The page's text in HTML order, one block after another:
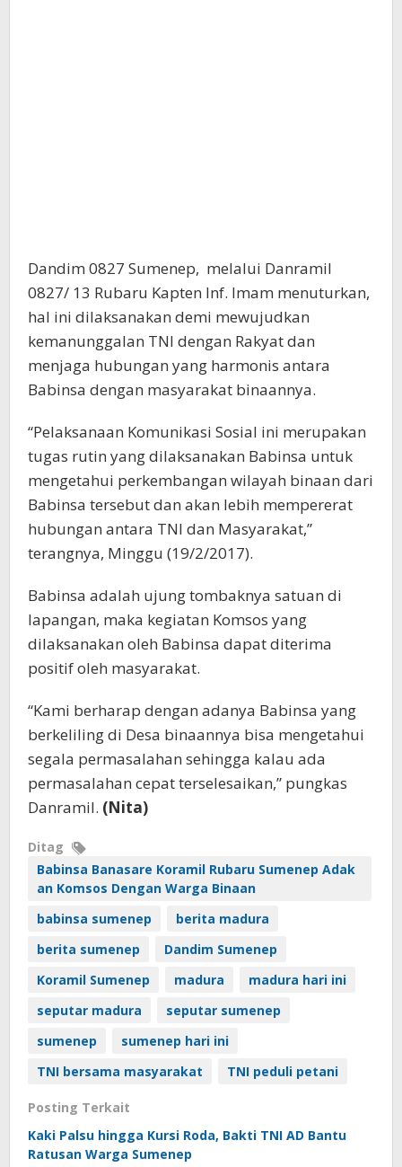
Dandim 0827 Sumenep, melalui Danramil
0827/ 13 Rubaru Kapten Inf. Imam menuturkan,
hal ini dilaksanakan demi mewujudkan
kemanunggalan TNI dengan Rakyat dan
menjaga hubungan yang harmonis antara
Babinsa dengan masyarakat binaannya.
“Pelaksanaan Komunikasi Sosial ini merupakan
tugas rutin yang dilaksanakan Babinsa untuk
mengetahui perkembangan wilayah binaan dari
Babinsa tersebut dan akan lebih mempererat
hubungan antara TNI dan Masyarakat,”
terangnya, Minggu (19/2/2017).
Babinsa adalah ujung tombaknya satuan di
lapangan, maka kegiatan Komsos yang
dilaksanakan oleh Babinsa dapat diterima
positif oleh masyarakat.
“Kami berharap dengan adanya Babinsa yang
berkeliling di Desa binaannya bisa mengetahui
segala permasalahan sehingga kalau ada
permasalahan cepat terselesaikan,” pungkas
Danramil. ‎ (Nita)
Ditag
Babinsa Banasare Koramil Rubaru Sumenep Adak
an Komsos Dengan Warga Binaan‎
babinsa sumenep
berita madura
berita sumenep
Dandim Sumenep
Koramil Sumenep
madura
madura hari ini
seputar madura
seputar sumenep
sumenep
sumenep hari ini
TNI bersama masyarakat
TNI peduli petani
Posting Terkait
Kaki Palsu hingga Kursi Roda, Bakti TNI AD Bantu
Ratusan Warga Sumenep